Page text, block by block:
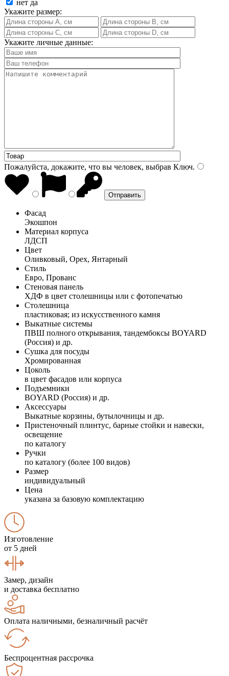
нет да
Укажите размер:
Укажите личные данные:
Пожалуйста, докажите, что вы человек, выбрав Ключ.
Фасад
Экошпон
Материал корпуса
ЛДСП
Цвет
Оливковый, Орех, Янтарный
Стиль
Евро, Прованс
Стеновая панель
ХДФ в цвет столешницы или с фотопечатью
Столешница
пластиковая; из искусственного камня
Выкатные системы
ПВШ полного открывания, тандембоксы BOYARD
(Россия) и др.
Сушка для посуды
Хромированная
Цоколь
в цвет фасадов или корпуса
Подъемники
BOYARD (Россия) и др.
Аксессуары
Выкатные корзины, бутылочницы и др.
Пристеночный плинтус, барные стойки и навески,
освещение
по каталогу
Ручки
по каталогу (более 100 видов)
Размер
индивидуальный
Цена
указана за базовую комплектацию
Изготовление
от 5 дней
Замер, дизайн
и доставка бесплатно
Оплата наличными, безналичный расчёт
Беспроцентная рассрочка